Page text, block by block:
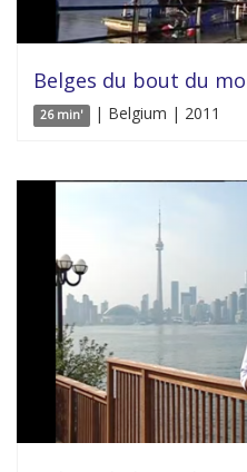
Belges du bout du
26 min' | Belgium | 2011